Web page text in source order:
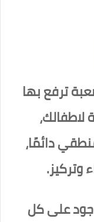
ترفع بها
لاطفالك،
دائمًا،
وتركيز.
على كل